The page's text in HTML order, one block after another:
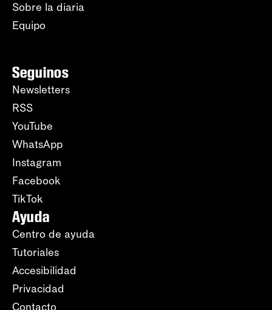
Sobre la diaria
Equipo
Seguinos
Newsletters
RSS
YouTube
WhatsApp
Instagram
Facebook
TikTok
Ayuda
Centro de ayuda
Tutoriales
Accesibilidad
Privacidad
Contacto